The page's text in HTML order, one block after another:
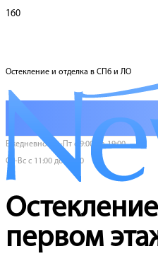
Остекление и отделка в СПб и ЛО
Ежедневно Пн-Пт с 9:00 до 19:00
Сб-Вс с 11:00 до 17:00
первом